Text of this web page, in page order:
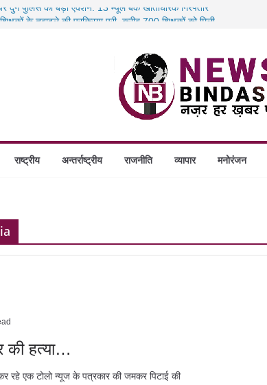
दुर्ग पुलिस का बड़ा एक्शन: 13 म्यूल बैंक खाताधारक गिरफ्तार
ज्वेलर्स में डकैती की साजिश नाकाम, दिल्ली-बिहार
1460 गोधाम होंगे स्थापित, हर विकासखंड के 10 उत्कृष्ट गोठानों
राष्ट्रीय अन्तर्राष्ट्रीय राजनीति व्यापार मनोरंजन
की हत्या…
रहे एक टोलो न्‍यूज के पत्रकार की जमकर पिटाई की